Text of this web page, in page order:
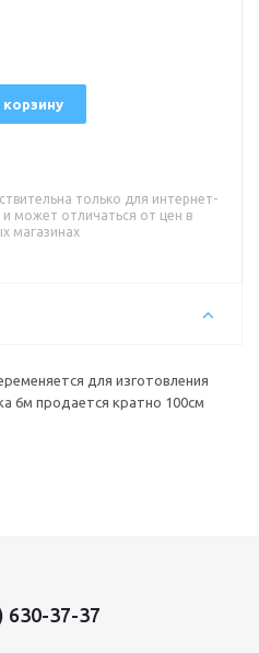
корзину
только для интернет-
и может отличаться от цен в
магазинах
для изготовления
6м продается кратно 100см
630-37-37